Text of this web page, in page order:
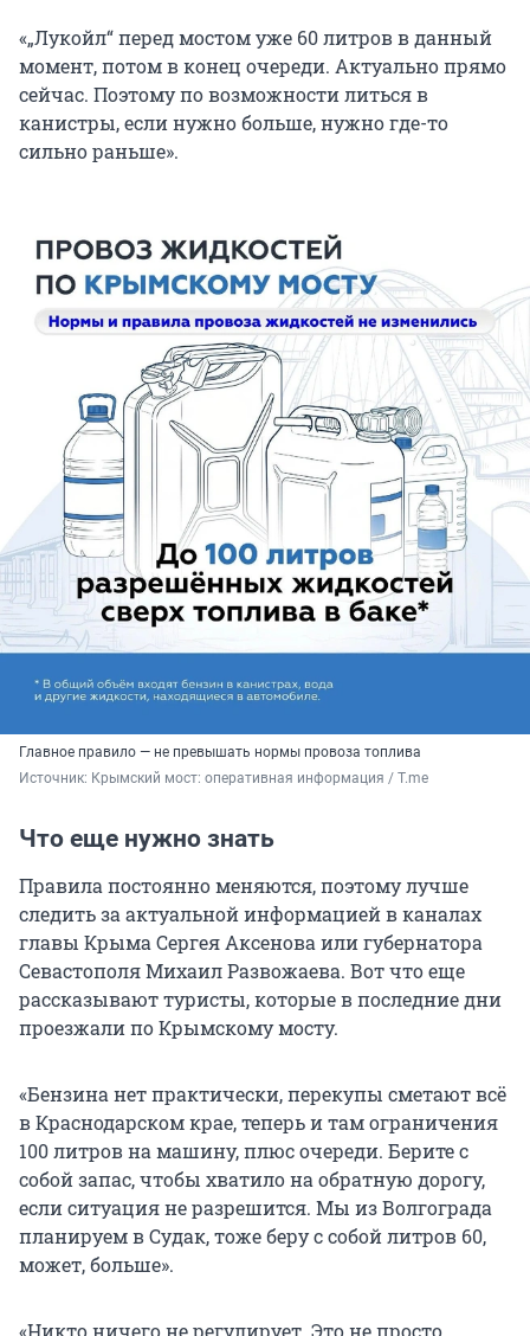
«„Лукойл“перед мостом уже 60 литров в данный
момент, потом в конец очереди. Актуально прямо
сейчас. Поэтому по возможности литься в
канистры, если нужно больше, нужно где-то
сильно раньше».
Главное правило — не превышать нормы провоза топлива
Источник: Крымский мост: оперативная информация / T.me
Что еще нужно знать
Правила постоянно меняются, поэтому лучше
следить за актуальной информацией в каналах
главы Крыма Сергея Аксенова или губернатора
Севастополя Михаил Развожаева. Вот что еще
рассказывают туристы, которые в последние дни
проезжали по Крымскому мосту.
«Бензина нет практически, перекупы сметают всё
в Краснодарском крае, теперь и там ограничения
100 литров на машину, плюс очереди. Берите с
собой запас, чтобы хватило на обратную дорогу,
если ситуация не разрешится. Мы из Волгограда
планируем в Судак, тоже беру с собой литров 60,
может, больше».